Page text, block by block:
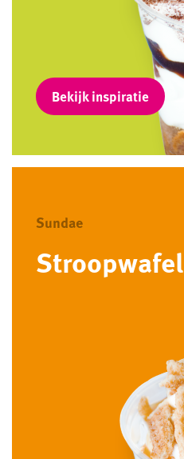
Bekijk inspiratie
Sundae
Stroopwafel